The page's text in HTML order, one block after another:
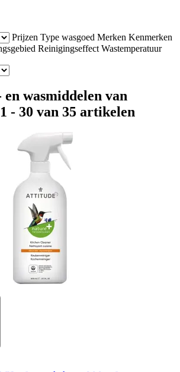
Prijzen Type wasgoed Merken Kenmerken
Reinigingseffect Wastemperatuur
en wasmiddelen van
- 30 van 35 artikelen